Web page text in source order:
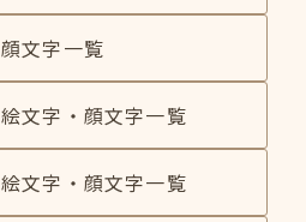
文字一覧
文字・顔文字一覧
文字・顔文字一覧